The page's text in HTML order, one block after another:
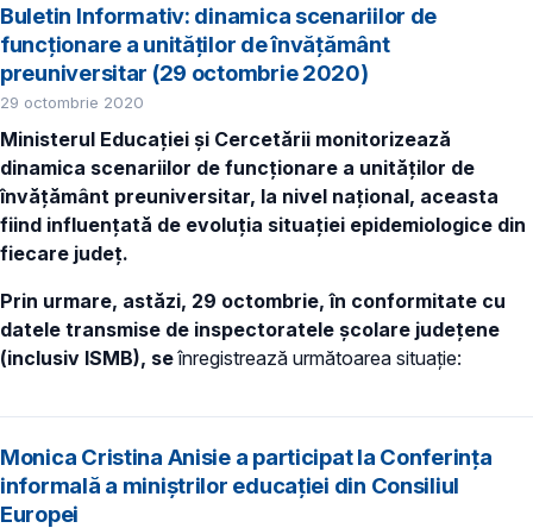
Buletin Informativ: dinamica scenariilor de
funcționare a unităților de învățământ
preuniversitar (29 octombrie 2020)
29 octombrie 2020
Ministerul Educației și Cercetării monitorizează
dinamica scenariilor de funcționare a unităților de
învățământ preuniversitar, la nivel național, aceasta
fiind influențată de evoluția situației epidemiologice din
fiecare județ.
Prin urmare, astăzi, 29 octombrie, în conformitate cu
datele transmise de inspectoratele școlare județene
(inclusiv ISMB), seînregistrează următoarea situație:
Monica Cristina Anisie a participat la Conferința
informală a miniștrilor educației din Consiliul
Europei